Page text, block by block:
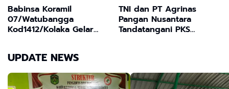
Babinsa Koramil
07/Watubangga
Kod1412/Kolaka Gelar
TNI dan PT Agrinas
Pangan Nusantara
Tandatangani PKS
UPDATE NEWS